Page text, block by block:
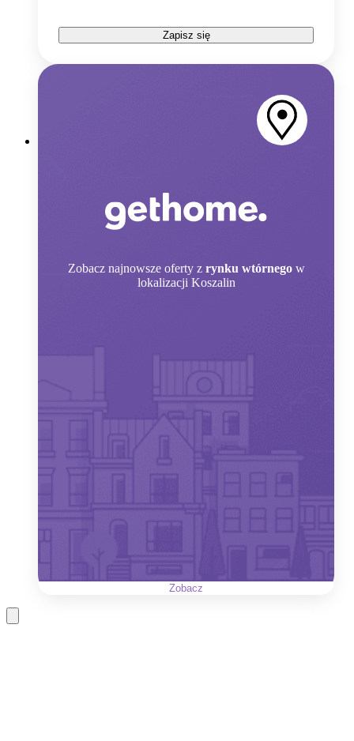
Zapisz się
Zobacz najnowsze oferty z rynku wtórnego w
lokalizacji Koszalin
Zobacz